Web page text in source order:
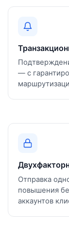
— с
Отправка
повышения
аккаунтов